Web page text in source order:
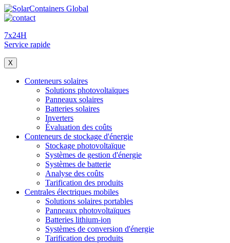
7x24H
Service rapide
X
Conteneurs solaires
Solutions photovoltaïques
Panneaux solaires
Batteries solaires
Inverters
Évaluation des coûts
Conteneurs de stockage d'énergie
Stockage photovoltaïque
Systèmes de gestion d'énergie
Systèmes de batterie
Analyse des coûts
Tarification des produits
Centrales électriques mobiles
Solutions solaires portables
Panneaux photovoltaïques
Batteries lithium-ion
Systèmes de conversion d'énergie
Tarification des produits